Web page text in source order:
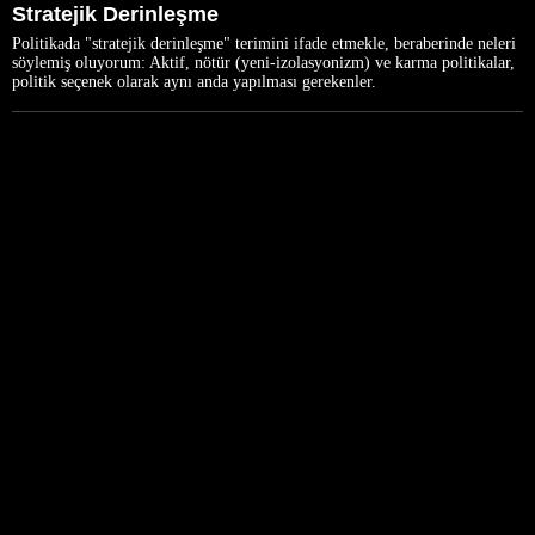
Stratejik Derinleşme
Politikada "stratejik derinleşme" terimini ifade etmekle, beraberinde neleri
söylemiş oluyorum: Aktif, nötür (yeni-izolasyonizm) ve karma politikalar,
politik seçenek olarak aynı anda yapılması gerekenler.